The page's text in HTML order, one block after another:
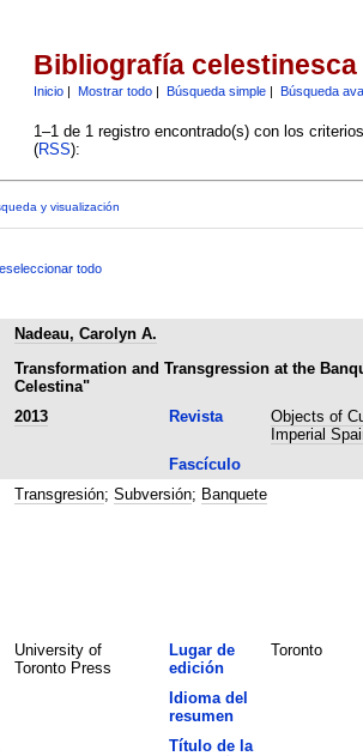
Bibliografía celestinesca
Inicio| Mostrar todo| Búsqueda simple| Búsqueda
1–1 de 1 registro encontrado(s) con los
(RSS):
y visualización
todo
Nadeau, Carolyn A.
Transformation and Transgression at the
Celestina"
2013 Revista
Objects of
Imperial
Fascículo
Transgresión; Subversión; Banquete
University of
Toronto Press
Lugar de
edición
Toronto
Idioma del
resumen
Título de la